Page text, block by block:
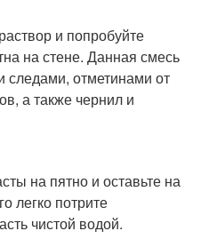
и попробуйте
на стене. Данная смесь
следами, отметинами от
а также чернил и
на пятно и оставьте на
легко потрите
чистой водой.